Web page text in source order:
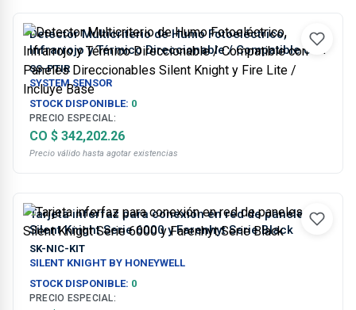
Detector Multicriterio de Humo Fotoeléctrico,
Infrarrojo y Térmico Direccionable / Compatible con
Paneles Direccionables Silent Knight y Fire Lite /
Incluye Base
SS-PTIR
SYSTEM SENSOR
STOCK DISPONIBLE: 0
PRECIO ESPECIAL:
CO $ 342,202.26
Precio válido hasta agotar existencias
Tarjeta inferfaz para conexión en red de paneles
Silent Knight Serie 6000 y Farenhyt Serie Black
SK-NIC-KIT
SILENT KNIGHT BY HONEYWELL
STOCK DISPONIBLE: 0
PRECIO ESPECIAL: